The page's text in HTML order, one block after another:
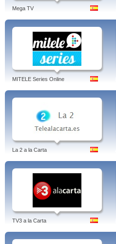
Mega TV
MITELE Series Online
La 2 a la Carta
TV3 a la Carta